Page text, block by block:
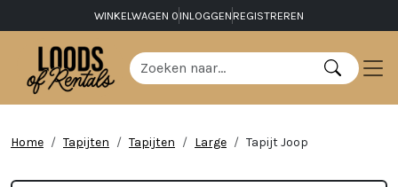
WINKELWAGEN 0 INLOGGEN REGISTREREN
Home Tapijten Tapijten Large Tapijt Joop